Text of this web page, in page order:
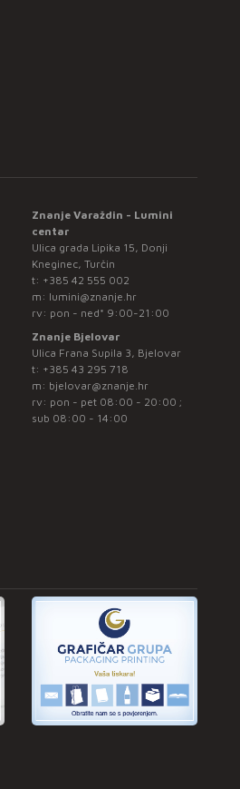
Znanje Varaždin - Lumini
centar
Ulica grada Lipika 15, Donji
Kneginec, Turčin
t: +385 42 555 002
m: lumini@znanje.hr
rv: pon - ned* 9:00-21:00
Znanje Bjelovar
Ulica Frana Supila 3, Bjelovar
t: +385 43 295 718
m: bjelovar@znanje.hr
rv: pon - pet 08:00 - 20:00 ;
sub 08:00 - 14:00